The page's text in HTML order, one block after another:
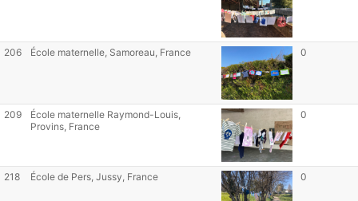
206 École maternelle, Samoreau, France 0
209
École maternelle Raymond-Louis,
Provins, France
0
218 École de Pers, Jussy, France 0